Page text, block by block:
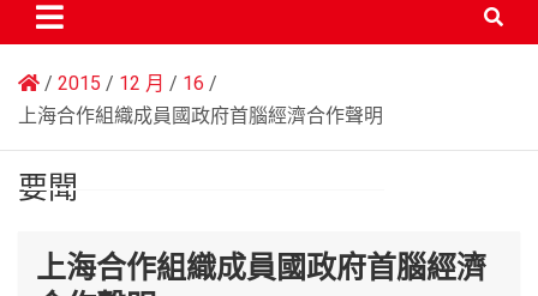
2015 12 月
16
上海合作組織成員國政府首腦經濟合作聲明
要聞
上海合作組織成員國政府首腦經濟